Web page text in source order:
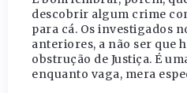
descobrir algum crime
para cá. Os investigados
anteriores, a não ser que
obstrução de Justiça. É
enquanto vaga, mera